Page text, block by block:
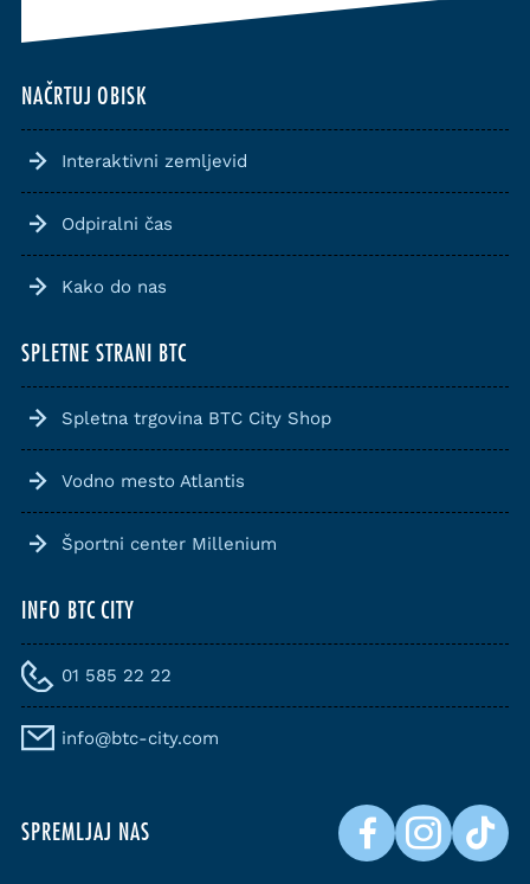
NAČRTUJ OBISK
Interaktivni zemljevid
Odpiralni čas
Kako do nas
SPLETNE STRANI BTC
Spletna trgovina BTC City Shop
Vodno mesto Atlantis
Športni center Millenium
INFO BTC CITY
01 585 22 22
info@btc-city.com
SPREMLJAJ NAS